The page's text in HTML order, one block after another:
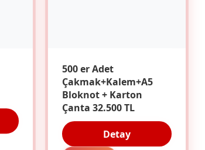
500 er Adet
Çakmak+Kalem+A5
Bloknot + Karton
Çanta 32.500 TL
Detay